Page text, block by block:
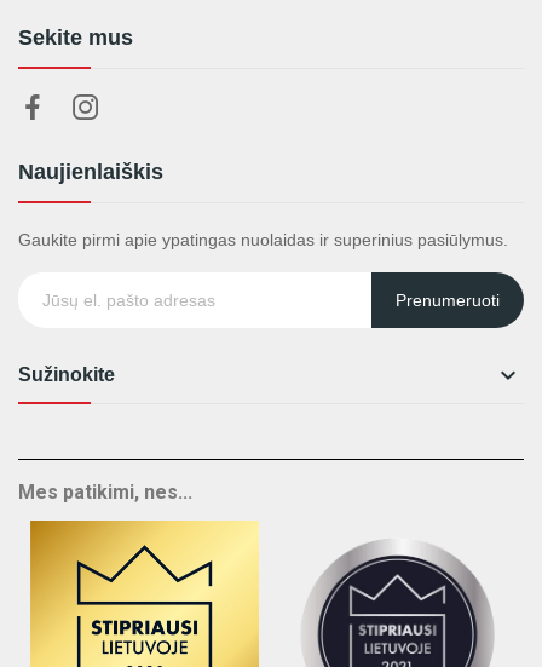
Sekite mus
Naujienlaiškis
Gaukite pirmi apie ypatingas nuolaidas ir superinius pasiūlymus.
Prenumeruoti
Sužinokite 
Mes patikimi, nes...